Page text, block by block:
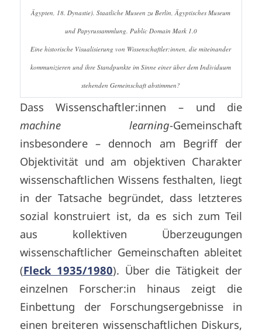
Ägypten, 18. Dynastie). Staatliche Museen zu Berlin, Ägyptisches Museum
und Papyrussammlung. Public Domain Mark 1.0
Eine historische Visualisierung von Wissenschaftler:innen, die miteinander
kommunizieren und ihre Standpunkte im Sinne einer über dem Individuum
stehenden Gemeinschaft abstimmen?
Dass Wissenschaftler:innen – und die
machine learning-Gemeinschaft
insbesondere – dennoch am Begriff der
Objektivität und am objektiven Charakter
wissenschaftlichen Wissens festhalten, liegt
in der Tatsache begründet, dass letzteres
sozial konstruiert ist, da es sich zum Teil
aus kollektiven Überzeugungen
wissenschaftlicher Gemeinschaften ableitet
(Fleck 1935/1980). Über die Tätigkeit der
einzelnen Forscher:in hinaus zeigt die
Einbettung der Forschungsergebnisse in
einen breiteren wissenschaftlichen Diskurs,